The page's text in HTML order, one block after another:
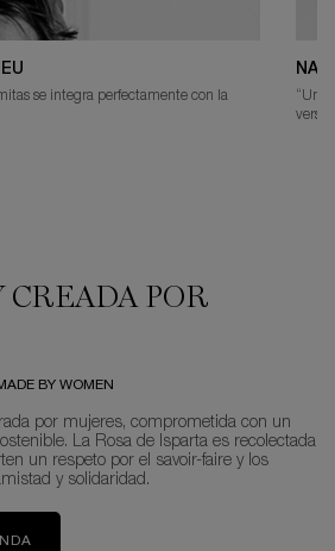
se integra perfectamente con la
“Un
CREADA POR
por mujeres, comprometida con un
La Rosa de Isparta es recolectada
un respeto por el savoir-faire y los
y solidaridad.